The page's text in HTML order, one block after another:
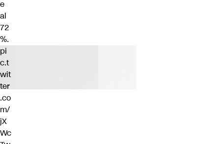
e
al
72
%.
pi
c.t
wit
ter
.co
m/
jX
Wc